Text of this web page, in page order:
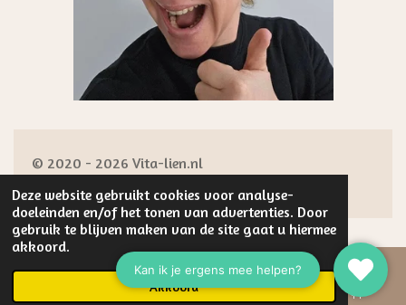
Deze website gebruikt cookies voor analyse-
doeleinden en/of het tonen van advertenties. Door
gebruik te blijven maken van de site gaat u hiermee
akkoord.
Akkoord
© 2020 - 2026 Vita-lien.nl
Telefoonnummer WhatsApp